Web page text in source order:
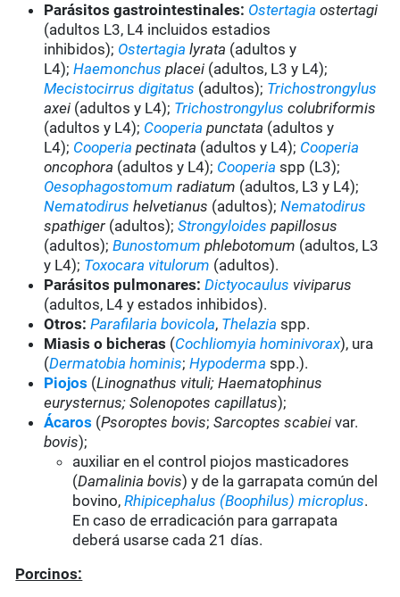
Parásitos gastrointestinales: Ostertagia ostertagi
(adultos L3, L4 incluidos estadios
inhibidos); Ostertagia lyrata (adultos y
L4);Haemonchusplacei (adultos, L3 y L4);
Mecistocirrus digitatus (adultos); Trichostrongylus
axei (adultos y L4); Trichostrongylus colubriformis
(adultos y L4); Cooperia punctata (adultos y
L4); Cooperia pectinata (adultos y L4); Cooperia
oncophora (adultos y L4); Cooperia spp (L3);
Oesophagostomum radiatum (adultos, L3 y L4);
Nematodirushelvetianus (adultos);Nematodirus
spathiger (adultos);Strongyloides papillosus
(adultos);Bunostomumphlebotomum (adultos, L3
y L4); Toxocara vitulorum (adultos).
Parásitos pulmonares:Dictyocaulus viviparus
(adultos, L4 y estados inhibidos).
Otros: Parafilaria bovicola, Thelazia spp.
Miasis o bicheras (Cochliomyia hominivorax), ura
(Dermatobia hominis;Hypoderma spp.).
Piojos (Linognathus vituli; Haematophinus
eurysternus; Solenopotes capillatus);
Ácaros (Psoroptes bovis;Sarcoptes scabiei var.
bovis);
auxiliar en el control piojos masticadores
(Damalinia bovis) y de la garrapata común del
bovino,Rhipicephalus (Boophilus) microplus.
En caso de erradicación para garrapata
deberá usarse cada 21 días.
Porcinos: